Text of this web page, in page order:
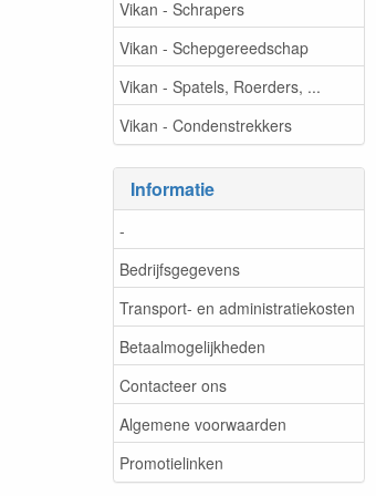
Vikan - Schrapers
Vikan - Schepgereedschap
Vikan - Spatels, Roerders, ...
Vikan - Condenstrekkers
Informatie
-
Bedrijfsgegevens
Transport- en administratiekosten
Betaalmogelijkheden
Contacteer ons
Algemene voorwaarden
Promotielinken